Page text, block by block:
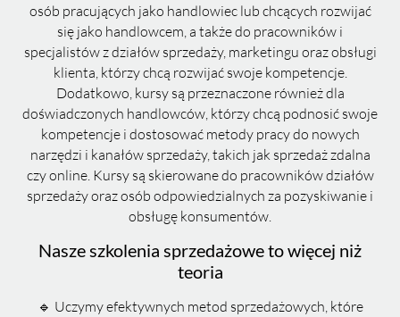
osób pracujących jako handlowiec lub chcących rozwijać
się jako handlowcem, a także do pracowników i
specjalistów z działów sprzedaży, marketingu oraz obsługi
klienta, którzy chcą rozwijać swoje kompetencje.
Dodatkowo, kursy są przeznaczone również dla
doświadczonych handlowców, którzy chcą podnosić swoje
kompetencje i dostosować metody pracy do nowych
narzędzi i kanałów sprzedaży, takich jak sprzedaż zdalna
czy online. Kursy są skierowane do pracowników działów
sprzedaży oraz osób odpowiedzialnych za pozyskiwanie i
obsługę konsumentów.
Nasze szkolenia sprzedażowe to więcej niż
teoria
🔹 Uczymy efektywnych metod sprzedażowych, które